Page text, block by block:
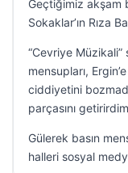
Geçtiğimiz akşam
Sokaklar’ın Rıza
“Cevriye Müzikali”
mensupları,
ciddiyetini
parçasını
Gülerek basın
halleri sosyal